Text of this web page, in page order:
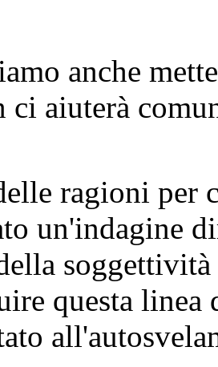
anche
ci aiuterà
ragioni per
un'indagine
questa